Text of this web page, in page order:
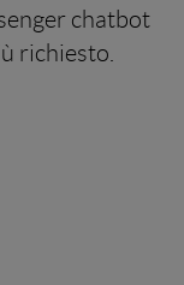
chatbot
richiesto.